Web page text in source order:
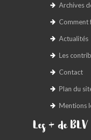
Archives
Comment
Actualités
Les
Contact
Plan du
Mentions
Les + de BLV